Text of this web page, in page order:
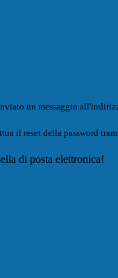
un messaggio
il reset della password
di posta elettronica!